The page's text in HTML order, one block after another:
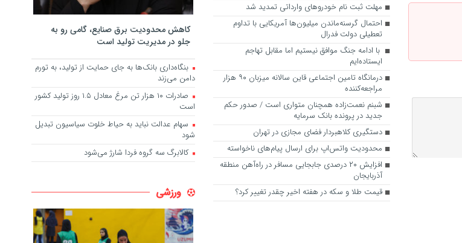
مهلت ثبت نام خودروهای وارداتی تمدید شد
احتمال گرسنه‌ماندن میلیون‌ها آمریکایی با تداوم
تعطیلی دولت فدرال
با ادامه جنگ موافق نیستیم اما مقابل تهاجم
ایستاده‌ایم
درمانگاه تامین اجتماعی قاین سالانه میزبان ۹۰ هزار
مراجعه‌کننده
شبنم نعمت‌زاده همچنان متواری است / صدور حکم
جدید در پرونده بانک سرمایه
دستگیری کلاهبردار فضای مجازی در تهران
محدودیت واتس‌اپ برای ارسال پیام‌های ناخواسته
افزایش ۲۰ درصدی جابجایی مسافر در راه‌آهن منطقه
آذربایجان
قیمت طلا و سکه در هفته اخیر چقدر تغییر کرد؟
کاهش محدودیت برق صنایع، گامی رو به
جلو در مدیریت تولید است
بنگاه‌داری بانک‌ها به جای حمایت از تولید، به تورم
دامن می‌زند
صادرات ۱۰ هزار تن مرغ معادل ۱.۵ روز تولید کشور
است
سهام عدالت نباید به حیاط خلوت سیاسیون تبدیل
شود
کالابرگ سه گروه فردا شارژ می‌شود
ورزشی